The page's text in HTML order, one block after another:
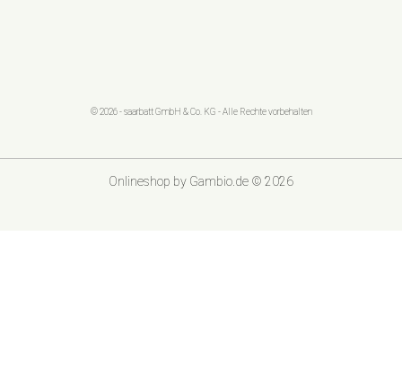
© 2026 - saarbatt GmbH & Co. KG - Alle Rechte vorbehalten
Onlineshop by Gambio.de © 2026